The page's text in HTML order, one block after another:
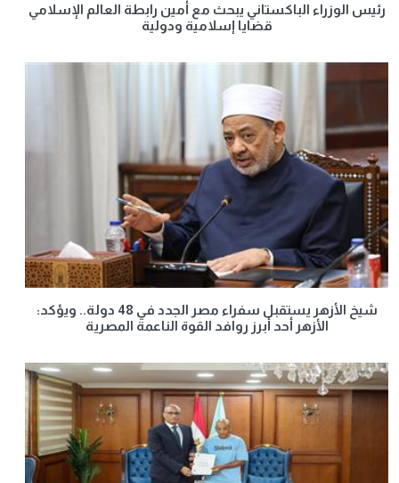
رئيس الوزراء الباكستاني يبحث مع أمين رابطة العالم الإسلامي
قضايا إسلامية ودولية
شيخ الأزهر يستقبل سفراء مصر الجدد في 48 دولة.. ويؤكد:
الأزهر أحد أبرز روافد القوة الناعمة المصرية